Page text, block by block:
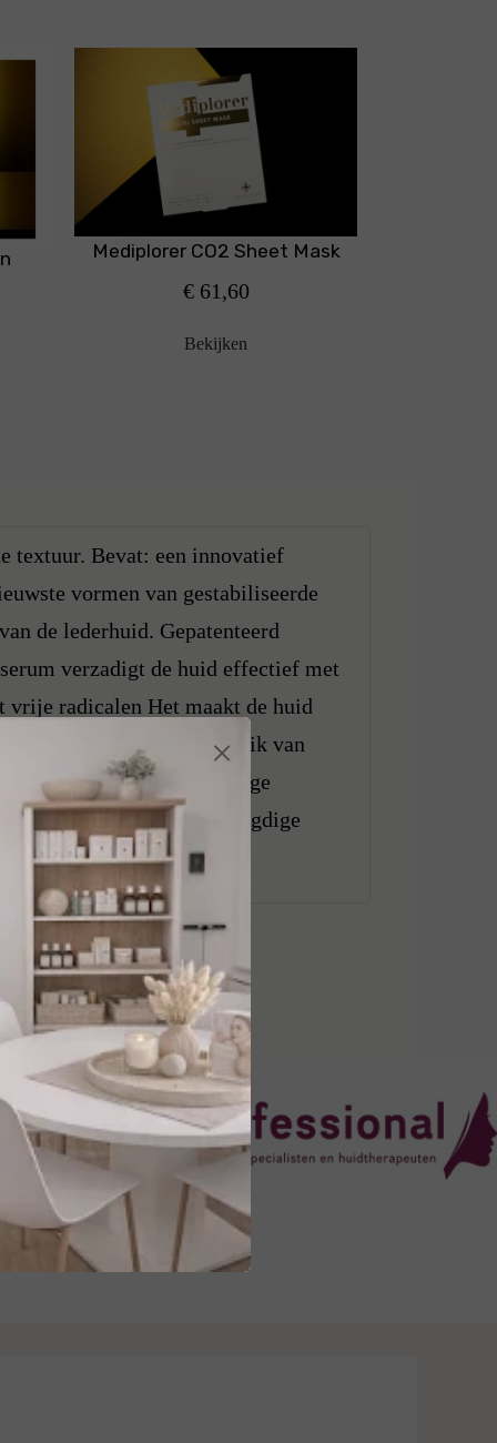
Mediplorer CO2 Sheet Mask
€ 61,60
Bekijken
textuur. Bevat: een innovatief
vormen van gestabiliseerde
de lederhuid. Gepatenteerd
verzadigt de huid effectief met
vrije radicalen Het maakt de huid
Regelmatig gebruik van
Het heeft een krachtige
een fluweelzachte en jeugdige
×